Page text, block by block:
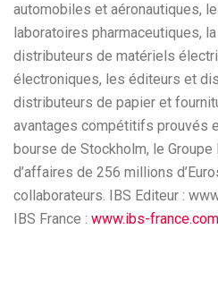
automobiles et aéronautiques,
laboratoires pharmaceutiques,
distributeurs de matériels
électroniques, les éditeurs et
distributeurs de papier et
avantages compétitifs prouvés
bourse de Stockholm, le
d’affaires de 256 millions
collaborateurs. IBS Editeur :
IBS France : www.ibs-france.com